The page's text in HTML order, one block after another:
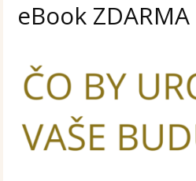
eBook ZDARMA